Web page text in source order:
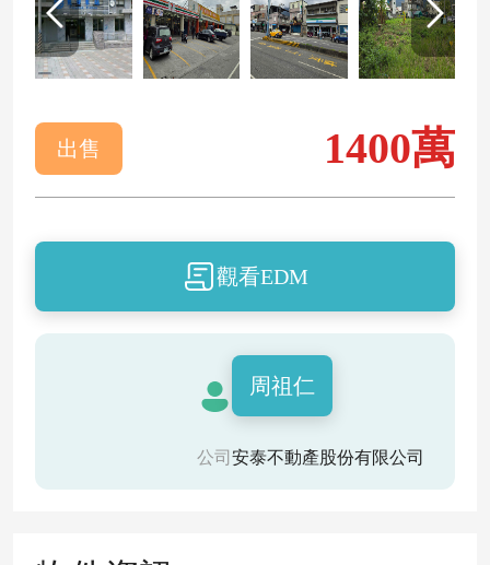
出售 1400萬
觀看EDM
周祖仁
公司 安泰不動產股份有限公司